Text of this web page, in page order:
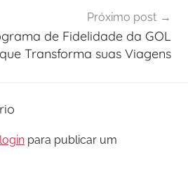
Próximo post
de Fidelidade da GOL
que Transforma suas Viagens
login para publicar um